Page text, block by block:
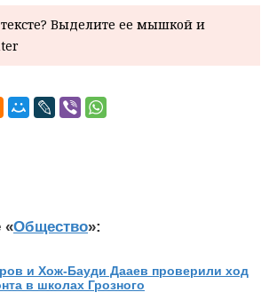
Выделите ее мышкой и
«Общество»:
и Хож-Бауди Дааев проверили ход
в школах Грозного